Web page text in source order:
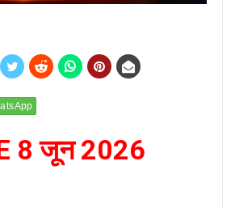
8 जून 2026